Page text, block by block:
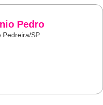
Pedro
Pedreira/SP